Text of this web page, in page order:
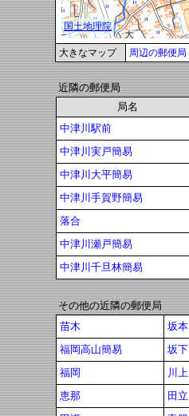
大きなマップ 周辺の郵便局
近隣の郵便局
局名
中津川駅前
中津川実戸簡易
中津川大平簡易
中津川手賀野簡易
落合
中津川瀬戸簡易
中津川千旦林簡易
その他の近隣の郵便局
苗木
坂本
福岡高山簡易
坂下
福岡
川上
恵那
田立